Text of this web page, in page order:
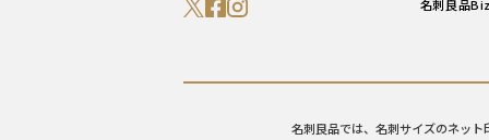
名刺良品
名刺良品では、名刺サイズのネッ